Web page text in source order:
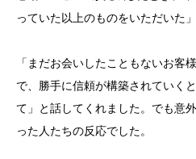
っていた以上のものをいただいた
「まだお会いしたこともないお客
で、勝手に信頼が構築されていく
て」と話してくれました。でも意
った人たちの反応でした。